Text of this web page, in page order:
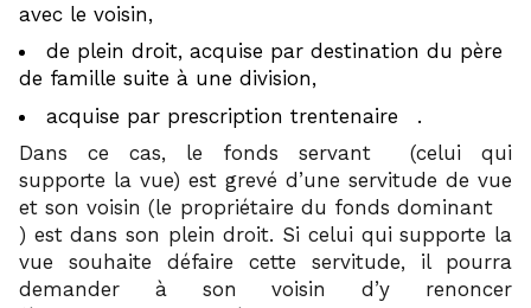
avec le voisin,
de plein droit, acquise par destination du père
de famille suite à une division,
acquise par prescription trentenaire
.
Dans ce cas, le fonds servant
(celui qui
supporte la vue) est grevé d’une servitude de vue
et son voisin (le propriétaire du fonds dominant
) est dans son plein droit. Si celui qui supporte la
vue souhaite défaire cette servitude, il pourra
demander à son voisin d’y renoncer